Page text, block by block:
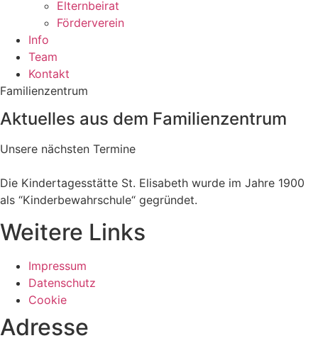
Elternbeirat
Förderverein
Info
Team
Kontakt
Familienzentrum
Aktuelles aus dem Familienzentrum
Unsere nächsten Termine
Die Kindertagesstätte St. Elisabeth wurde im Jahre 1900
als “Kinderbewahrschule“ gegründet.
Weitere Links
Impressum
Datenschutz
Cookie
Adresse